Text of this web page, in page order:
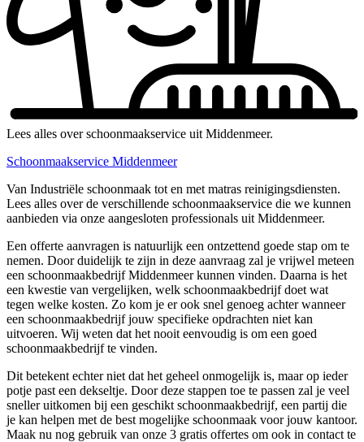
Lees alles over schoonmaakservice uit Middenmeer.
Schoonmaakservice Middenmeer
Van Industriële schoonmaak tot en met matras reinigingsdiensten.
Lees alles over de verschillende schoonmaakservice die we kunnen
aanbieden via onze aangesloten professionals uit Middenmeer.
Een offerte aanvragen is natuurlijk een ontzettend goede stap om te
nemen. Door duidelijk te zijn in deze aanvraag zal je vrijwel meteen
een schoonmaakbedrijf Middenmeer kunnen vinden. Daarna is het
een kwestie van vergelijken, welk schoonmaakbedrijf doet wat
tegen welke kosten. Zo kom je er ook snel genoeg achter wanneer
een schoonmaakbedrijf jouw specifieke opdrachten niet kan
uitvoeren. Wij weten dat het nooit eenvoudig is om een goed
schoonmaakbedrijf te vinden.
Dit betekent echter niet dat het geheel onmogelijk is, maar op ieder
potje past een dekseltje. Door deze stappen toe te passen zal je veel
sneller uitkomen bij een geschikt schoonmaakbedrijf, een partij die
je kan helpen met de best mogelijke schoonmaak voor jouw kantoor.
Maak nu nog gebruik van onze 3 gratis offertes om ook in contact te